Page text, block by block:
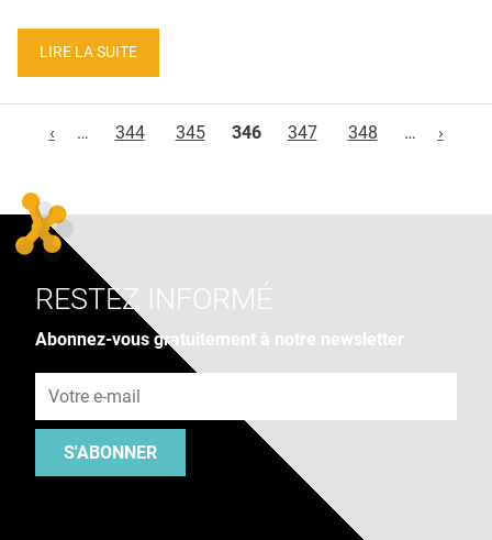
LIRE LA SUITE
‹
… 344 345 346 347 348 … ›
RESTEZ INFORMÉ
Abonnez-vous gratuitement à notre newsletter
S'ABONNER